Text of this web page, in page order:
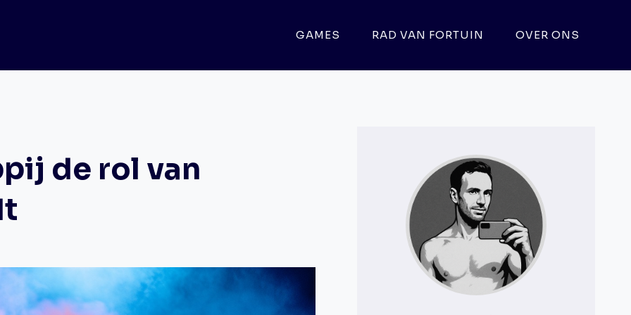
GAMES RAD VAN FORTUIN OVER ONS
de rol van